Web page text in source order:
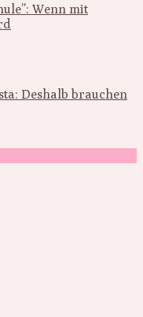
Wenn mit
Deshalb brauchen